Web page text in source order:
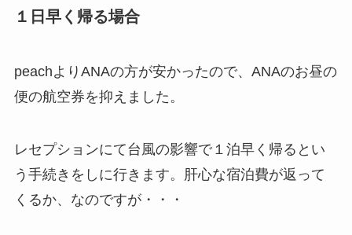
１日早く帰る場合
peachよりANAの方が安かったので、ANAのお昼の
便の航空券を抑えました。
レセプションにて台風の影響で１泊早く帰るとい
う手続きをしに行きます。肝心な宿泊費が返って
くるか、なのですが・・・